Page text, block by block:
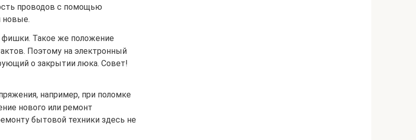
проводов с помощью
новые.
фишки. Такое же положение
Поэтому на электронный
о закрытии люка. Совет!
например, при поломке
нового или ремонт
бытовой техники здесь не